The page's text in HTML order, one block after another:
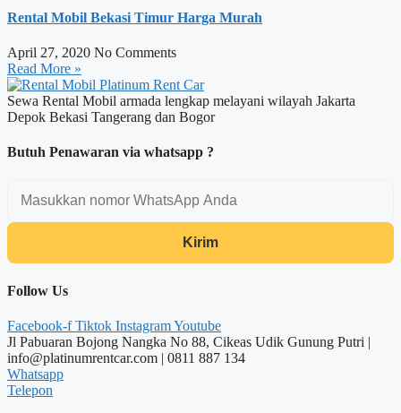
Rental Mobil Bekasi Timur Harga Murah
April 27, 2020 No Comments
Read More »
Sewa Rental Mobil armada lengkap melayani wilayah Jakarta
Depok Bekasi Tangerang dan Bogor
Butuh Penawaran via whatsapp ?
Kirim
Follow Us
Facebook-f Tiktok InstagramYoutube
Jl Pabuaran Bojong Nangka No 88, Cikeas Udik Gunung Putri |
info@platinumrentcar.com | 0811 887 134
Whatsapp
Telepon